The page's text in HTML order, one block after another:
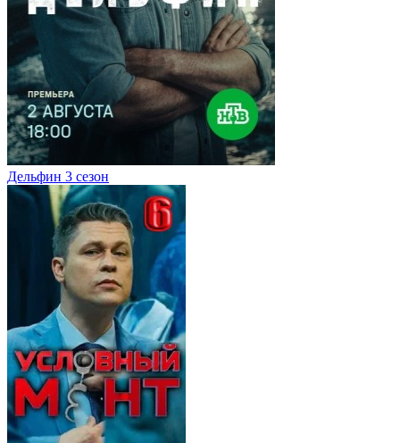
Дельфин 3 сезон